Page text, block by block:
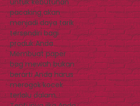
pacaking akan
menjadi daya tarik
tersendiri bagi
produk Anda.
Membuat paper
bag mewah bukan
berarti Anda harus
merogok kocek
terlalu dalam.